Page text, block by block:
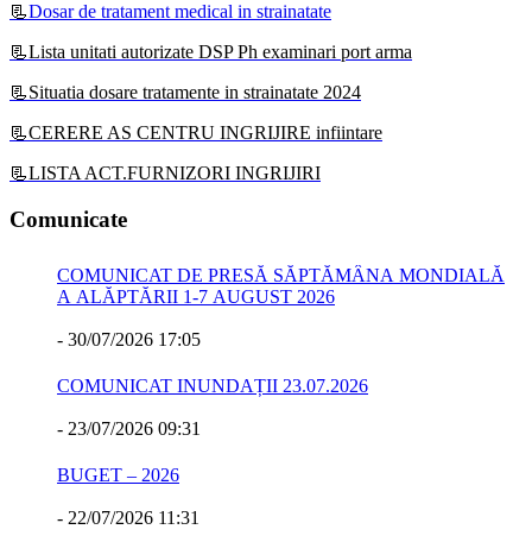
📃Dosar de tratament medical in strainatate
📃Lista unitati autorizate DSP Ph examinari port arma
📃Situatia dosare tratamente in strainatate 2024
📃CERERE AS CENTRU INGRIJIRE infiintare
📃LISTA ACT.FURNIZORI INGRIJIRI
Comunicate
COMUNICAT DE PRESĂ SĂPTĂMÂNA MONDIALĂ
A ALĂPTĂRII 1-7 AUGUST 2026
- 30/07/2026 17:05
COMUNICAT INUNDAȚII 23.07.2026
- 23/07/2026 09:31
BUGET – 2026
- 22/07/2026 11:31